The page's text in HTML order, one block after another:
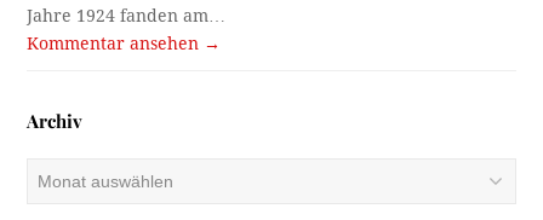
Jahre 1924 fanden am…
Kommentar ansehen →
Archiv
Archiv